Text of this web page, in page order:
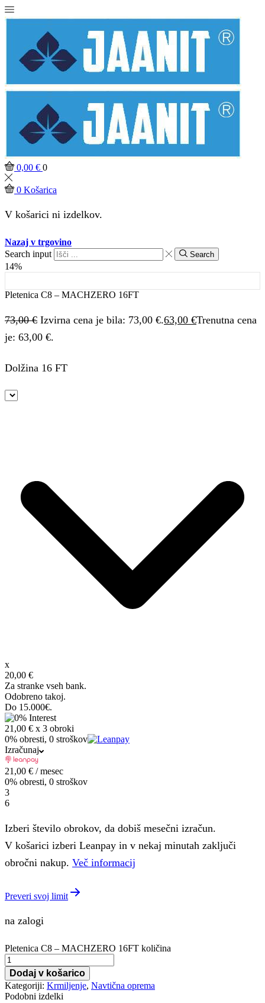
0,00 € 0
0 Košarica
V košarici ni izdelkov.
Nazaj v trgovino
Search input
Search
14%
Pletenica C8 – MACHZERO 16FT
73,00€ Izvirna cena je bila: 73,00 €.63,00 €Trenutna cena
je: 63,00 €.
Dolžina 16 FT
x
20,00 €
Za stranke vseh bank.
Odobreno takoj.
Do 15.000€.
21,00 € x 3 obroki
0% obresti, 0 stroškov
Izračunaj
21,00 € / mesec
0% obresti, 0 stroškov
3
6
Izberi število obrokov, da dobiš mesečni izračun.
V košarici izberi Leanpay in v nekaj minutah zaključi
obročni nakup. Več informacij
Preveri svoj limit
na zalogi
Pletenica C8 – MACHZERO 16FT količina
Dodaj v košarico
Kategoriji: Krmiljenje, Navtična oprema
Podobni izdelki